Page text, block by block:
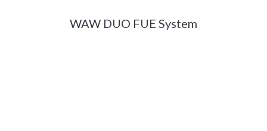
WAW DUO FUE System